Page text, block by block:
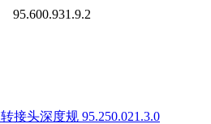
95.600.931.9.2
接头深度规 95.250.021.3.0